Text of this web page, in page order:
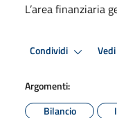
L’area finanziaria
Condividi
Argomenti:
Bilancio